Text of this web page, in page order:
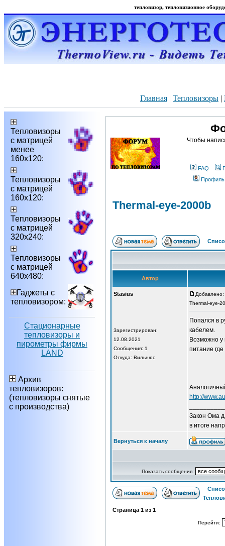
тепловизор, тепловизионное
Главная | Тепловизоры |
Тепловизоры
с матрицей
менее
160х120:
Тепловизоры
с матрицей
160х120:
Тепловизоры
с матрицей
320х240:
Тепловизоры
с матрицей
640х480:
Гаджеты с
тепловизором:
Стационарные
тепловизоры и
пирометры фирмы
LAND
Архив
тепловизоров:
(тепловизоры снятые
с производства)
Чтобы
FAQ
Профиль
Thermal-eye-2000b
Автор
Stasius
Зарегистрирован:
12.08.2021
Сообщения: 1
Откуда: Вильнюс
Добавлено:
Thermal-eye-
Попался в
кабелем.
Возможно у
питание
http://
Закон Ома
в итоге
Вернуться к началу
Показать сообщения:
Страница 1 из 1
Перейти: